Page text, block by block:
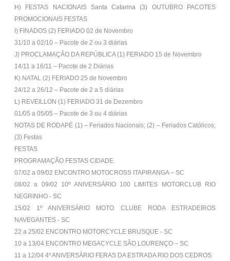
H) FESTAS NACIONAIS Santa Catarina (3) OUTUBRO PACOTES
PROMOCIONAIS FESTAS
I) FINADOS (2) FERIADO 02 de Novembro
31/10 a 02/10 – Pacote de 2 ou 3 diárias
J) PROCLAMAÇÃO DA REPÚBLICA (1) FERIADO 15 de Novembro
14/11 a 16/11 – Pacote de 2 Diárias
K) NATAL (2) FERIADO 25 de Novembro
24/12 a 26/12 – Pacote de 2 a 5 diárias
L) REVEILLON (1) FERIADO 31 de Dezembro
01/05 a 05/05 – Pacote de 3 ou 4 diárias
NOTAS DE RODAPÉ (1) – Feriados Nacionais; (2) – Feriados Católicos;
(3) Festas
FESTAS
PROGRAMAÇÃO FESTAS CIDADE
07/02 a 09/02 ENCONTRO MOTOCROSS ITAPIRANGA – SC
08/02 a 09/02 10º ANIVERSÁRIO 100 LIMITES MOTORCLUB RIO
NEGRINHO - SC
15/02 1º ANIVERSÁRIO MOTO CLUBE RODA ESTRADEIROS
NAVEGANTES - SC
22 a 25/02 ENCONTRO MOTORCYCLE BRUSQUE - SC
10 a 13/04 ENCONTRO MEGACYCLE SÃO LOURENÇO – SC
11 a 12/04 4º ANIVERSÁRIO FERAS DA ESTRADA RIO DOS CEDROS